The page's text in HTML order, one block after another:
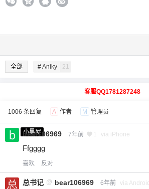
全部 # Aniky 21
客服QQ1781287248
1006 条回复 A 作者 M 管理员
小黑屋
bear106969 7年前 1 via iPhone
Ffgggg
喜欢 反对
总书记 @ bear106969 6年前 via Android